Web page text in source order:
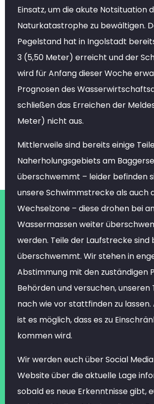
Einsatz, um die akute Notsituation
Naturkatastrophe zu bewältigen.
Pegelstand hat in Ingolstadt
3 (5,50 Meter) erreicht und der
wird für Anfang dieser Woche
Prognosen des
schließen das Erreichen der
Meter) nicht aus.
Mittlerweile sind bereits einige
Naherholungsgebiets am
überschwemmt – leider befinden
unsere Schwimmstrecke als auch
Wechselzone – diese drohen bei
Wassermassen weiter
werden. Teile der Laufstrecke sind
überschwemmt. Wir stehen in
Abstimmung mit den zuständigen
Behörden und versuchen, unseren
nach wie vor stattfinden zu lassen.
ist es möglich, dass es zu
kommen wird.
Wir werden euch über Social
Website über die aktuelle Lage
sobald es neue Erkenntnisse gibt,